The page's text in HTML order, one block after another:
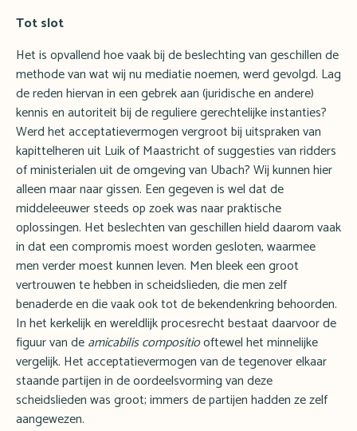
Tot slot
Het is opvallend hoe vaak bij de beslechting van geschillen de
methode van wat wij nu mediatie noemen, werd gevolgd. Lag
de reden hiervan in een gebrek aan (juridische en andere)
kennis en autoriteit bij de reguliere gerechtelijke instanties?
Werd het acceptatievermogen vergroot bij uitspraken van
kapittelheren uit Luik of Maastricht of suggesties van ridders
of ministerialen uit de omgeving van Ubach? Wij kunnen hier
alleen maar naar gissen. Een gegeven is wel dat de
middeleeuwer steeds op zoek was naar praktische
oplossingen. Het beslechten van geschillen hield daarom vaak
in dat een compromis moest worden gesloten, waarmee
men verder moest kunnen leven. Men bleek een groot
vertrouwen te hebben in scheidslieden, die men zelf
benaderde en die vaak ook tot de bekendenkring behoorden.
In het kerkelijk en wereldlijk procesrecht bestaat daarvoor de
figuur van deamicabilis compositiooftewel het minnelijke
vergelijk. Het acceptatievermogen van de tegenover elkaar
staande partijen in de oordeelsvorming van deze
scheidslieden was groot; immers de partijen hadden ze zelf
aangewezen.